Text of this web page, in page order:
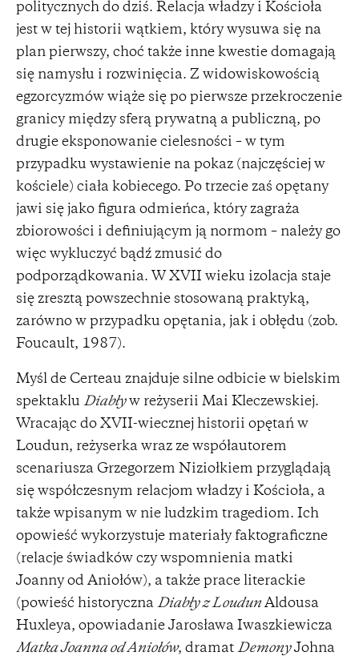
politycznych do dziś. Relacja władzy i Kościoła
jest w tej historii wątkiem, który wysuwa się na
plan pierwszy, choć także inne kwestie domagają
się namysłu i rozwinięcia. Z widowiskowością
egzorcyzmów wiąże się po pierwsze przekroczenie
granicy między sferą prywatną a publiczną, po
drugie eksponowanie cielesności – w tym
przypadku wystawienie na pokaz (najczęściej w
kościele) ciała kobiecego. Po trzecie zaś opętany
jawi się jako figura odmieńca, który zagraża
zbiorowości i definiującym ją normom – należy go
więc wykluczyć bądź zmusić do
podporządkowania. W XVII wieku izolacja staje
się zresztą powszechnie stosowaną praktyką,
zarówno w przypadku opętania, jak i obłędu (zob.
Foucault, 1987).
Myśl de Certeau znajduje silne odbicie w bielskim
spektaklu Diabływ reżyserii Mai Kleczewskiej.
Wracając do XVII-wiecznej historii opętań w
Loudun, reżyserka wraz ze współautorem
scenariusza Grzegorzem Niziołkiem przyglądają
się współczesnym relacjom władzy i Kościoła, a
także wpisanym w nie ludzkim tragediom. Ich
opowieść wykorzystuje materiały faktograficzne
(relacje świadków czy wspomnienia matki
Joanny od Aniołów), a także prace literackie
(powieść historyczna Diabły z Loudun Aldousa
Huxleya, opowiadanie Jarosława Iwaszkiewicza
Matka Joanna od Aniołów, dramat DemonyJohna